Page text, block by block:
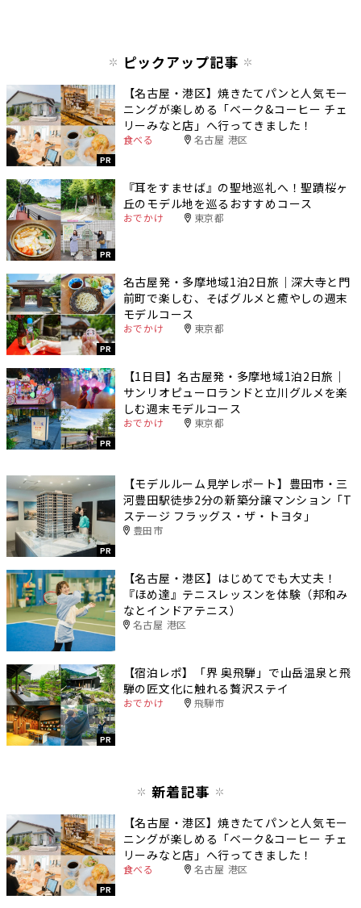
ピックアップ記事
PR
【名古屋・港区】焼きたてパンと人気モー
ニングが楽しめる「ベーク&コーヒー チェ
リーみなと店」へ行ってきました！
食べる 名古屋 港区
PR
『耳をすませば』の聖地巡礼へ！聖蹟桜ヶ
丘のモデル地を巡るおすすめコース
おでかけ 東京都
PR
名古屋発・多摩地域1泊2日旅｜深大寺と門
前町で楽しむ、そばグルメと癒やしの週末
モデルコース
おでかけ 東京都
PR
【1日目】名古屋発・多摩地域1泊2日旅｜
サンリオピューロランドと立川グルメを楽
しむ週末モデルコース
おでかけ 東京都
PR
【モデルルーム見学レポート】豊田市・三
河豊田駅徒歩2分の新築分譲マンション「T
ステージ フラッグス・ザ・トヨタ」
豊田市
【名古屋・港区】はじめてでも大丈夫！
『ほめ達』テニスレッスンを体験（邦和み
なとインドアテニス）
名古屋 港区
PR
【宿泊レポ】「界 奥飛騨」で山岳温泉と飛
騨の匠文化に触れる贅沢ステイ
おでかけ 飛騨市
新着記事
PR
【名古屋・港区】焼きたてパンと人気モー
ニングが楽しめる「ベーク&コーヒー チェ
リーみなと店」へ行ってきました！
食べる 名古屋 港区